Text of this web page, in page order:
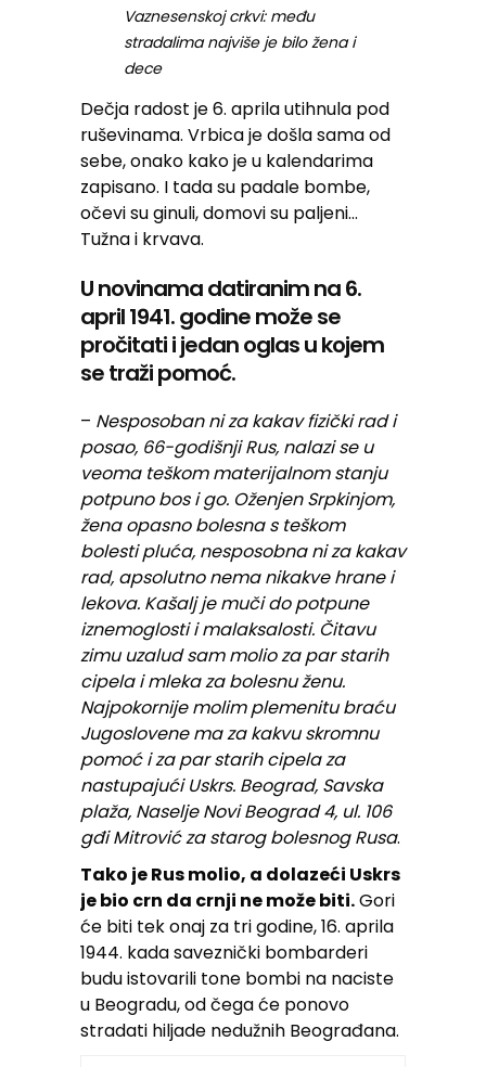
Vaznesenskoj crkvi: među
stradalima najviše je bilo žena i
dece
Dečja radost je 6. aprila utihnula pod
ruševinama. Vrbica je došla sama od
sebe, onako kako je u kalendarima
zapisano. I tada su padale bombe,
očevi su ginuli, domovi su paljeni…
Tužna i krvava.
U novinama datiranim na 6.
april 1941. godine može se
pročitati i jedan oglas u kojem
se traži pomoć.
– Nesposoban ni za kakav fizički rad i
posao, 66-godišnji Rus, nalazi se u
veoma teškom materijalnom stanju
potpuno bos i go. Oženjen Srpkinjom,
žena opasno bolesna s teškom
bolesti pluća, nesposobna ni za kakav
rad, apsolutno nema nikakve hrane i
lekova. Kašalj je muči do potpune
iznemoglosti i malaksalosti. Čitavu
zimu uzalud sam molio za par starih
cipela i mleka za bolesnu ženu.
Najpokornije molim plemenitu braću
Jugoslovene ma za kakvu skromnu
pomoć i za par starih cipela za
nastupajući Uskrs. Beograd, Savska
plaža, Naselje Novi Beograd 4, ul. 106
gđi Mitrović za starog bolesnog Rusa.
Tako je Rus molio, a dolazeći Uskrs
je bio crn da crnji ne može biti.Gori
će biti tek onaj za tri godine, 16. aprila
1944. kada saveznički bombarderi
budu istovarili tone bombi na naciste
u Beogradu, od čega će ponovo
stradati hiljade nedužnih Beograđana.